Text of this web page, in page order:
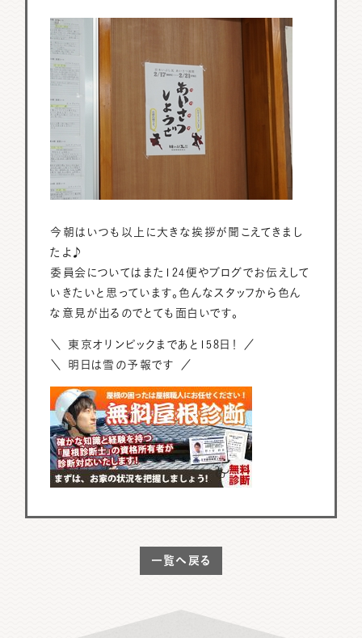
今朝はいつも以上に大きな挨拶が聞こえてきまし
たよ♪
委員会についてはまた124便やブログでお伝えして
いきたいと思っています。色んなスタッフから色ん
な意見が出るのでとても面白いです。
＼ 東京オリンピックまであと158日！ ／
＼ 明日は雪の予報です ／
一覧へ戻る